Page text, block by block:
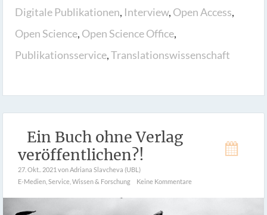
Digitale Publikationen, Interview, Open Access,
Open Science, Open Science Office,
Publikationsservice,Translationswissenschaft
Ein Buch ohne Verlag
veröffentlichen?!
27. Okt.. 2021 von Adriana Slavcheva (UBL)
E-Medien Service Wissen & Forschung Keine Kommentare